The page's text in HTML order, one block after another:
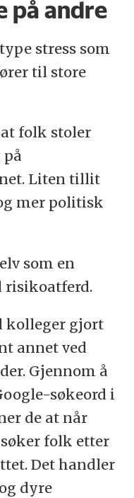
på andre
stress som
til store
folk stoler
på
Liten tillit
mer politisk
som en
risikoatferd.
kolleger gjort
annet ved
Gjennom å
søkeord i
de at når
folk etter
Det handler
dyre